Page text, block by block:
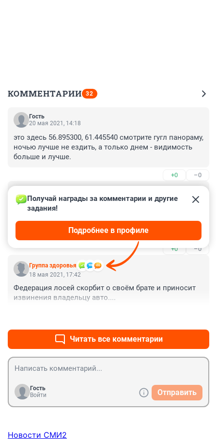
КОММЕНТАРИИ 32
Гость
20 мая 2021, 14:18
это здесь 56.895300, 61.445540 смотрите гугл панораму,
ночью лучше не ездить, а только днем - видимость
больше и лучше.
+0 –0
18 мая 2021, 20:02
А кого ваще этот дурачек на двинаре с такой
передней оптикой ночью на трассе увидит, скорее бы
1 июля, когда тачки такие с регистрации снимать
будут в гибдд!!!
+0 –0
Группа здоровья
Получай награды за комментарии и другие
задания!
Подробнее в профиле
18 мая 2021, 17:42
Федерация лосей скорбит о своём брате и приносит
извинения владельцу авто....
Читать все комментарии
Гость
Войти
Отправить
Новости СМИ2